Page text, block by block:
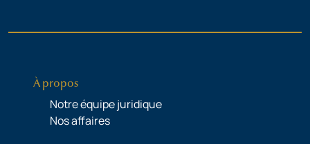
À propos
Notre équipe juridique
Nos affaires